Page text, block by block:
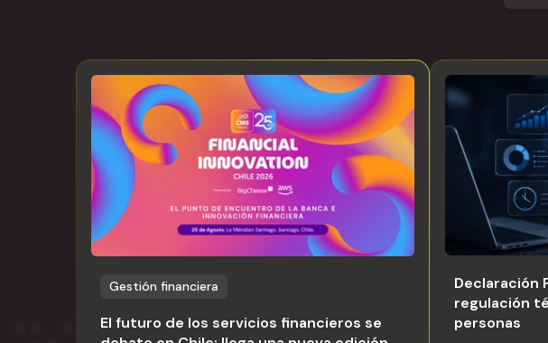
Gestión financiera
El futuro de los servicios financieros se
Declaración
regulación
personas